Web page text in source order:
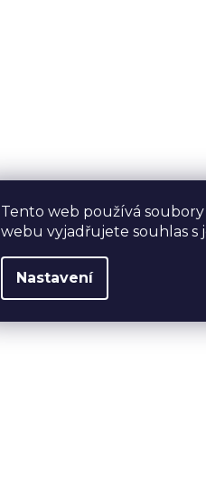
Tento web používá
webu vyjadřujete souhlas s
Nastavení